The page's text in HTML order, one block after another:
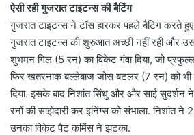
ऐसी रही गुजरात टाइटन्स की बैटिंग
गुजरात टाइटन्स ने टॉस हारकर पहले बैटिंग करते
गुजरात टाइटन्स की शुरुआत अच्छी नहीं रही और
शुभमन गिल (5 रन) का विकेट गंवा दिया, जो
फिर खतरनाक बल्लेबाज जोस बटलर (7 रन) को भी
दिया. इसके बाद निशांत सिंधु और और साई सुदर्शन
रनों की साझेदारी कर इनिंग्स को संभाला. निशांत ने
उनका विकेट पैट कमिंस ने झटका.